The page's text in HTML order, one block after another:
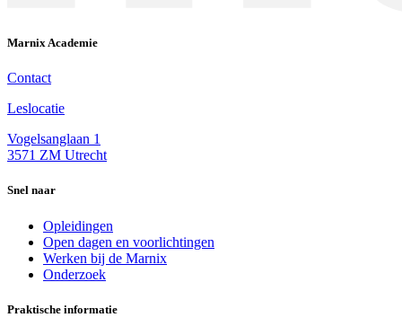
Marnix Academie
Contact
Leslocatie
Vogelsanglaan 1
3571 ZM Utrecht
Snel naar
Opleidingen
Open dagen en voorlichtingen
Werken bij de Marnix
Onderzoek
Praktische informatie